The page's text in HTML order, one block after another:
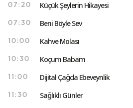
07:20 Küçük Şeylerin Hikayesi
07:30 Beni Böyle Sev
10:00 Kahve Molası
10:30 Koçum Babam
11:00 Dijital Çağda Ebeveynlik
11:30 Sağlıklı Günler